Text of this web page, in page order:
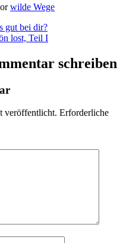
orwilde Wege
gut bei dir?
lost, Teil I
schreiben
veröffentlicht. Erforderliche